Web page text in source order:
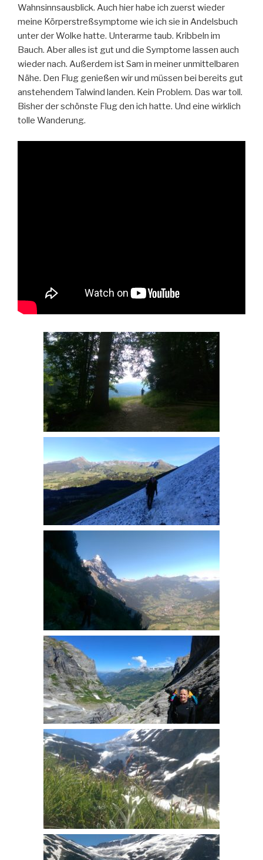
Wahnsinnsausblick. Auch hier habe ich zuerst wieder
meine Körperstreßsymptome wie ich sie in Andelsbuch
unter der Wolke hatte. Unterarme taub. Kribbeln im
Bauch. Aber alles ist gut und die Symptome lassen auch
wieder nach. Außerdem ist Sam in meiner unmittelbaren
Nähe. Den Flug genießen wir und müssen bei bereits gut
anstehendem Talwind landen. Kein Problem. Das war toll.
Bisher der schönste Flug den ich hatte. Und eine wirklich
tolle Wanderung.